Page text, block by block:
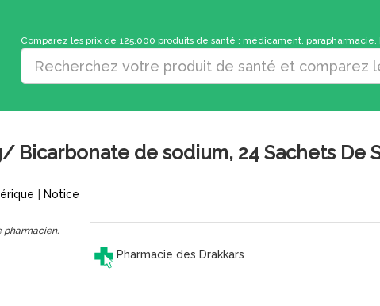
Comparez les prix de 125.000 produits de santé : médicament, parapharmacie,
Bicarbonate de sodium, 24 Sachets De
Notice
pharmacien.
Pharmacie des Drakkars